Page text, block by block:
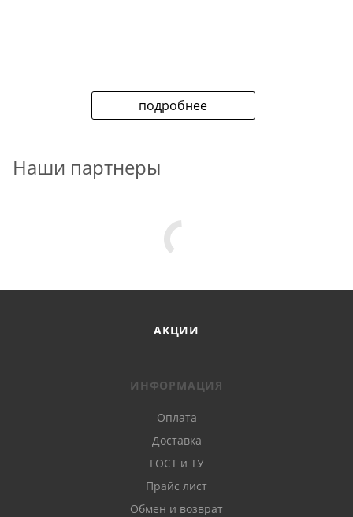
подробнее
Наши партнеры
АКЦИИ
ИНФОРМАЦИЯ
Оплата
Доставка
ГОСТ и ТУ
Прайс лист
Обмен и возврат